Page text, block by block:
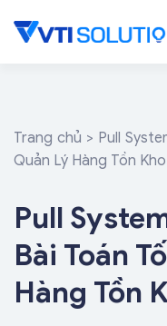
Trang chủ > Pull
Quản Lý Hàng Tồn Kho
Pull
Bài Toán
Hàng Tồn